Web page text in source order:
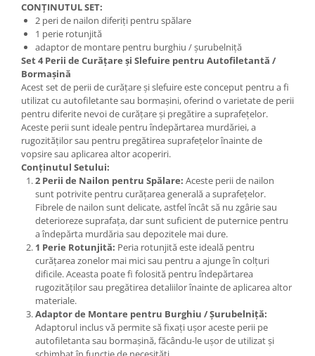
CONȚINUTUL SET:
2 peri de nailon diferiți pentru spălare
1 perie rotunjită
adaptor de montare pentru burghiu / șurubelniță
Set 4 Perii de Curățare și Slefuire pentru Autofiletantă /
Bormașină
Acest set de perii de curățare și slefuire este conceput pentru a fi
utilizat cu autofiletante sau bormașini, oferind o varietate de perii
pentru diferite nevoi de curățare și pregătire a suprafețelor.
Aceste perii sunt ideale pentru îndepărtarea murdăriei, a
rugozităților sau pentru pregătirea suprafețelor înainte de
vopsire sau aplicarea altor acoperiri.
Conținutul Setului:
2 Perii de Nailon pentru Spălare: Aceste perii de nailon
sunt potrivite pentru curățarea generală a suprafețelor.
Fibrele de nailon sunt delicate, astfel încât să nu zgârie sau
deterioreze suprafața, dar sunt suficient de puternice pentru
a îndepărta murdăria sau depozitele mai dure.
1 Perie Rotunjită: Peria rotunjită este ideală pentru
curățarea zonelor mai mici sau pentru a ajunge în colțuri
dificile. Aceasta poate fi folosită pentru îndepărtarea
rugozităților sau pregătirea detaliilor înainte de aplicarea altor
materiale.
Adaptor de Montare pentru Burghiu / Șurubelniță:
Adaptorul inclus vă permite să fixați ușor aceste perii pe
autofiletanta sau bormașină, făcându-le ușor de utilizat și